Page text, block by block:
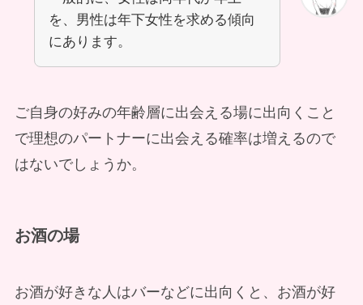
を、男性は年下女性を求める傾向
にあります。
ご自身の好みの年齢層に出会える場に出向くこと
で理想のパートナーに出会える確率は増えるので
はないでしょうか。
お酒の場
お酒が好きな人はバーなどに出向くと、お酒が好